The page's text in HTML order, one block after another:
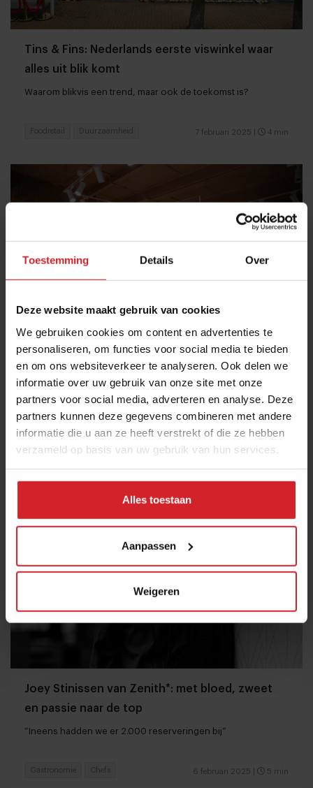
Toestemming Details Over
Deze website maakt gebruik van cookies
We gebruiken cookies om content en advertenties te
personaliseren, om functies voor social media te bieden
en om ons websiteverkeer te analyseren. Ook delen we
informatie over uw gebruik van onze site met onze
partners voor social media, adverteren en analyse. Deze
partners kunnen deze gegevens combineren met andere
informatie die u aan ze heeft verstrekt of die ze hebben
verzameld op basis van uw gebruik van hun services.
Alles toestaan
Aanpassen
Weigeren
Tins & Fins: Nederlands eerste viswinkel waar
alles uit blik komt
Waarom blikvis een trend, maar ook de toekomst is?
7 februari 2025 4 min
Foodretail Duurzaamheid
De kleine ambachtelijke bakker is populairder
dan ooit
Bakery trend zet door: groei van 73% voor bakkerij met open
7 februari 2025 | 3 min
On-the-go Food
Joey Stinissen van Zenith*: met bloed, zweet
en passie naar de top
“Ineens hadden we er 2.000 reserveringen bij”
6 februari 2025 5 min
Gastronomie Chefs